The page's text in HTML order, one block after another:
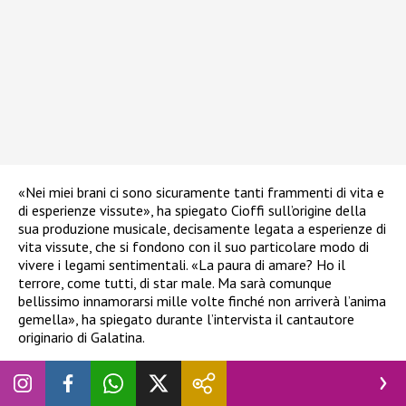
«Nei miei brani ci sono sicuramente tanti frammenti di vita e
di esperienze vissute», ha spiegato Cioffi sull’origine della
sua produzione musicale, decisamente legata a esperienze di
vita vissute, che si fondono con il suo particolare modo di
vivere i legami sentimentali. «La paura di amare? Ho il
terrore, come tutti, di star male. Ma sarà comunque
bellissimo innamorarsi mille volte finché non arriverà l’anima
gemella», ha spiegato durante l’intervista il cantautore
originario di Galatina.
Il rapporto professionale con Noemi